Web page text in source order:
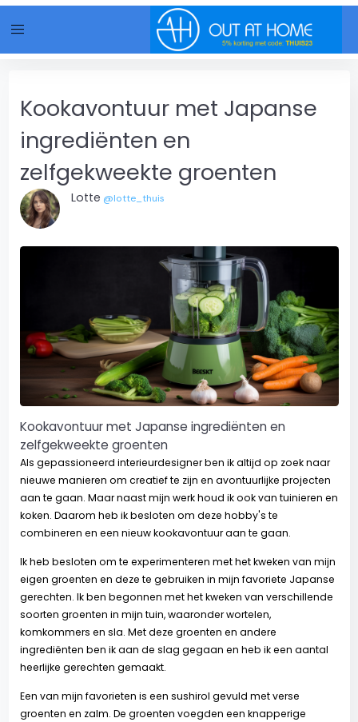
menu
Kookavontuur met Japanse
ingrediënten en
zelfgekweekte groenten
Lotte @lotte_thuis
Kookavontuur met Japanse ingrediënten en
zelfgekweekte groenten
Als gepassioneerd interieurdesigner ben ik altijd op zoek naar
nieuwe manieren om creatief te zijn en avontuurlijke projecten
aan te gaan. Maar naast mijn werk houd ik ook van tuinieren en
koken. Daarom heb ik besloten om deze hobby's te
combineren en een nieuw kookavontuur aan te gaan.
Ik heb besloten om te experimenteren met het kweken van mijn
eigen groenten en deze te gebruiken in mijn favoriete Japanse
gerechten. Ik ben begonnen met het kweken van verschillende
soorten groenten in mijn tuin, waaronder wortelen,
komkommers en sla. Met deze groenten en andere
ingrediënten ben ik aan de slag gegaan en heb ik een aantal
heerlijke gerechten gemaakt.
Een van mijn favorieten is een sushirol gevuld met verse
groenten en zalm. De groenten voegden een knapperige